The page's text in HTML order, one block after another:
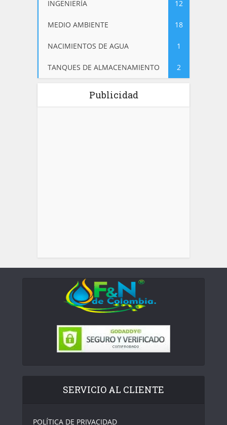
INGENIERÍA 12
MEDIO AMBIENTE 18
NACIMIENTOS DE AGUA 1
TANQUES DE ALMACENAMIENTO 2
Publicidad
SERVICIO AL CLIENTE
POLÍTICA DE PRIVACIDAD